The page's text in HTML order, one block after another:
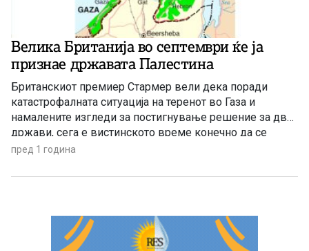
Велика Британија во септември ќе ја
признае државата Палестина
Британскиот премиер Стармер вели дека поради
катастрофалната ситуација на теренот во Газа и
намалените изгледи за постигнување решение за две
држави, сега е вистинското време конечно да се
дејствува.
пред 1 година